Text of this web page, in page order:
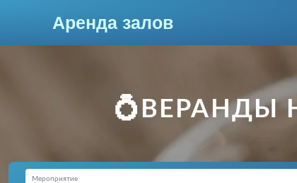
Аренда залов
Челябинск
💍ВЕРАНДЫ
Мероприятие